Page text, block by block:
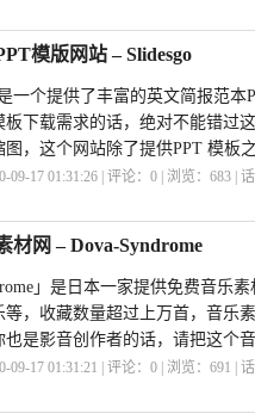
模版网站 – Slidesgo
是一个提供了丰富的英文简报范
板下载需求的话，绝对不能错过
图，这个网站除了提供PPT 模板
09-17 01:31:26 | 评论：0 | 浏览：683 |
材网 – Dova-Syndrome
」是日本一家提供免费音乐
等，收藏数量超过上万首，音乐
也是影音创作者的话，请把这个
09-17 01:31:21 | 评论：0 | 浏览：691 |